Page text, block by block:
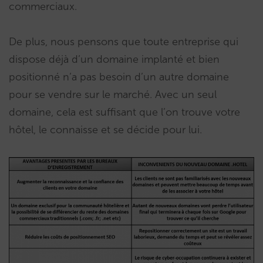
commerciaux.
De plus, nous pensons que toute entreprise qui
dispose déjà d’un domaine implanté et bien
positionné n’a pas besoin d’un autre domaine
pour se vendre sur le marché. Avec un seul
domaine, cela est suffisant que l’on trouve votre
hôtel, le connaisse et se décide pour lui.